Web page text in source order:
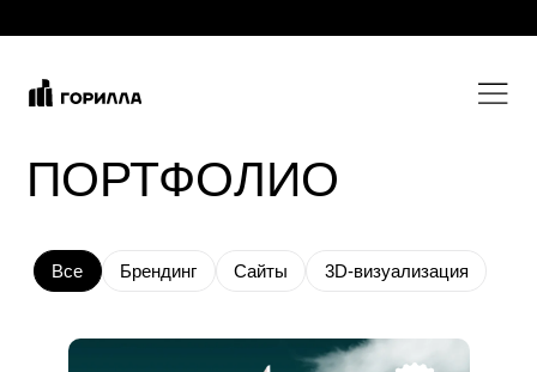
ПОРТФОЛИО
Все Брендинг Сайты 3D-визуализация